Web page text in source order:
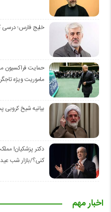
خلیج فارس؛ درسی
حمایت فراکسیون
ماموریت ویژه
بیانیه شیخ
دکتر پزشکیان!
کنی؟/بازار شب
اخبار مهم